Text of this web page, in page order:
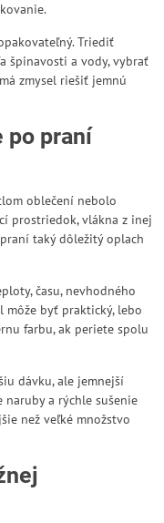
Triediť
špinavosti a vody, vybrať
zmysel riešiť jemnú
po praní
oblečení nebolo
prostriedok, vlákna z inej
taký dôležitý oplach
času, nevhodného
môže byť praktický, lebo
farbu, ak periete spolu
dávku, ale jemnejší
naruby a rýchle sušenie
než veľké množstvo